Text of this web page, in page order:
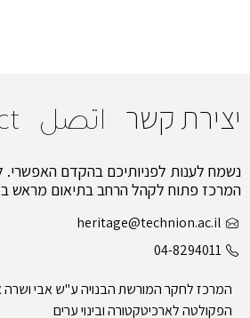
יצירת קשר اتصل
נשמח לענות לפניותיכם בהקדם האפשרי.
המרכז פתוח לקהל הרחב בתיאום מראש
heritage@technion.ac.il
04-8294011
המרכז לחקר המורשת הבנויה ע"ש אבי ושרה
הפקולטה לארכיטקטורה ובינוי ערים